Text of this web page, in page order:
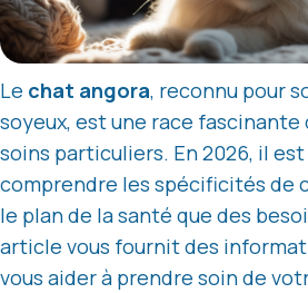
Le chat angora, reconnu pour
soyeux, est une race
soins particuliers. En 2026, il
comprendre les spécificités de
le plan de la santé que des
article vous fournit des
vous aider à prendre soin de